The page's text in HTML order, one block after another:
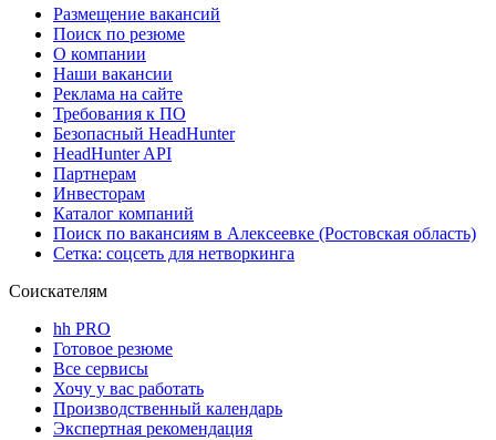
Размещение вакансий
Поиск по резюме
О компании
Наши вакансии
Реклама на сайте
Требования к ПО
Безопасный HeadHunter
HeadHunter API
Партнерам
Инвесторам
Каталог компаний
Поиск по вакансиям в Алексеевке (Ростовская область)
Сетка: соцсеть для нетворкинга
Соискателям
hh PRO
Готовое резюме
Все сервисы
Хочу у вас работать
Производственный календарь
Экспертная рекомендация